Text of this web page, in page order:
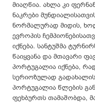
მიაღწია. ახლა კი
ნაკრები
ნორმალურად მიდის,
ევროპის
იქნება. სანტუშმა
წაიყვანა და მთავარი
პორტუგალია იქნება,
სერიოზულად
პორტუგალია წლების
ფეხბურთს თამაშობდა,